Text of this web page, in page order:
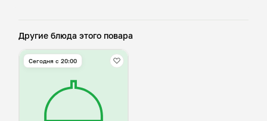
Другие блюда этого повара
Сегодня с 20:00